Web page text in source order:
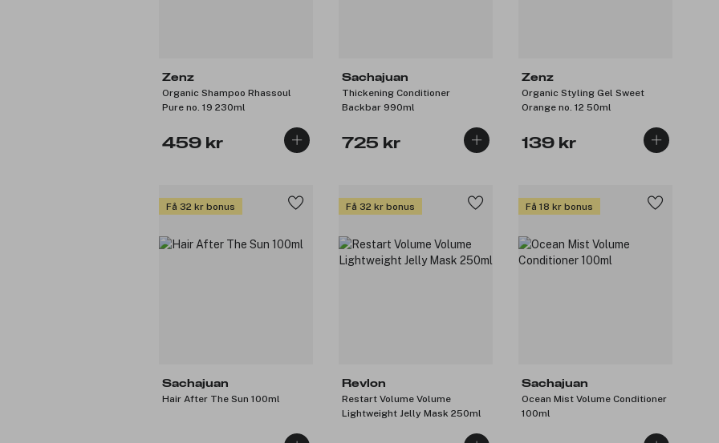
Zenz
Organic Shampoo Rhassoul
Pure no. 19 230ml
459 kr
Sachajuan
Thickening Conditioner
Backbar 990ml
725 kr
Zenz
Organic Styling Gel Sweet
Orange no. 12 50ml
139 kr
Få 32 kr bonus
Sachajuan
Hair After The Sun 100ml
Få 32 kr bonus
Revlon
Restart Volume Volume
Lightweight Jelly Mask 250ml
Få 18 kr bonus
Sachajuan
Ocean Mist Volume Conditioner
100ml